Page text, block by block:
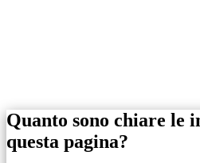
Quanto sono chiare le
questa pagina?